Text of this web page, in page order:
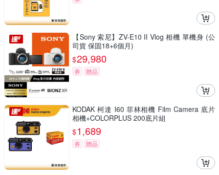
【Sony 索尼】ZV-E10 II Vlog 相機 單機身 (公
司貨 保固18+6個月)
$29,980
券 贈品
KODAK 柯達 I60 菲林相機 Film Camera 底片
相機+COLORPLUS 200底片組
$1,689
券 贈品